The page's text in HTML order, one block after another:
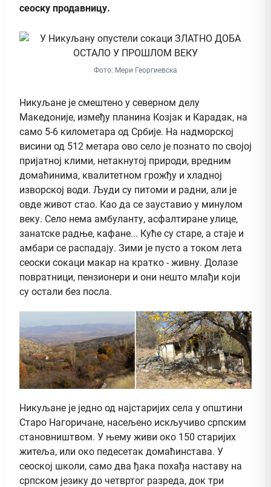
сеоску продавницу.
Фото: Мери Георгиевска
Никуљане је смештено у северном делу
Македонијe, између планина Козјак и Карадак, на
само 5-6 километара од Србије. На надморској
висини од 512 метара ово село је познато по својој
пријатној клими, нетакнутој природи, вредним
домаћинима, квалитетном грожђу и хладној
изворској води. Људи су питоми и радни, али је
овде живот стао. Као да се зауставио у минулом
веку. Село нема амбуланту, асфалтиране улице,
занатске радње, кафане... Куће су старе, а стаје и
амбари се распадају. Зими је пусто а током лета
сеоски сокаци макар на кратко - живну. Долазе
повратници, пензионери и они нешто млађи који
су остали без посла.
Никуљане је једно од најстаријих села у општини
Старо Нагоричане, насељено искључиво српским
становништвом. У њему живи око 150 старијих
житеља, или око педесетак домаћинстава. У
сеоској школи, само два ђака похађа наставу на
српском језику до четвртог разреда, док три